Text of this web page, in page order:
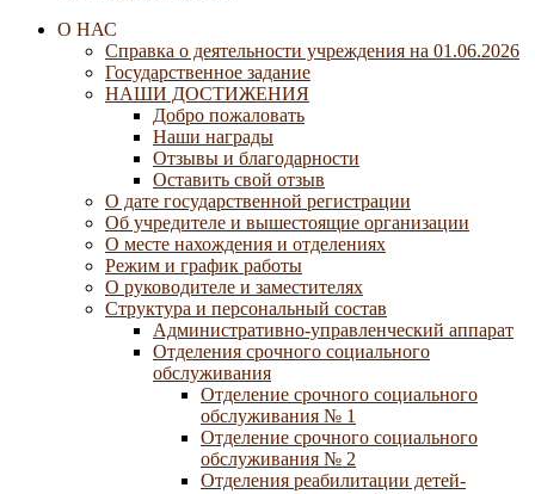
О НАС
Справка о деятельности учреждения на 01.06.2026
Государственное задание
НАШИ ДОСТИЖЕНИЯ
Добро пожаловать
Наши награды
Отзывы и благодарности
Оставить свой отзыв
О дате государственной регистрации
Об учредителе и вышестоящие организации
О месте нахождения и отделениях
Режим и график работы
О руководителе и заместителях
Структура и персональный состав
Административно-управленческий аппарат
Отделения срочного социального
обслуживания
Отделение срочного социального
обслуживания № 1
Отделение срочного социального
обслуживания № 2
Отделения реабилитации детей-